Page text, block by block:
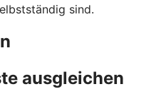
sind.
ausgleichen